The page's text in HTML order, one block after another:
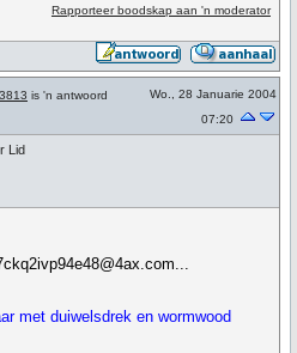
Rapporteer boodskap aan 'n moderator
is 'n antwoord
Wo., 28 Januarie 2004
07:20
Lid
met duiwelsdrek en wormwood